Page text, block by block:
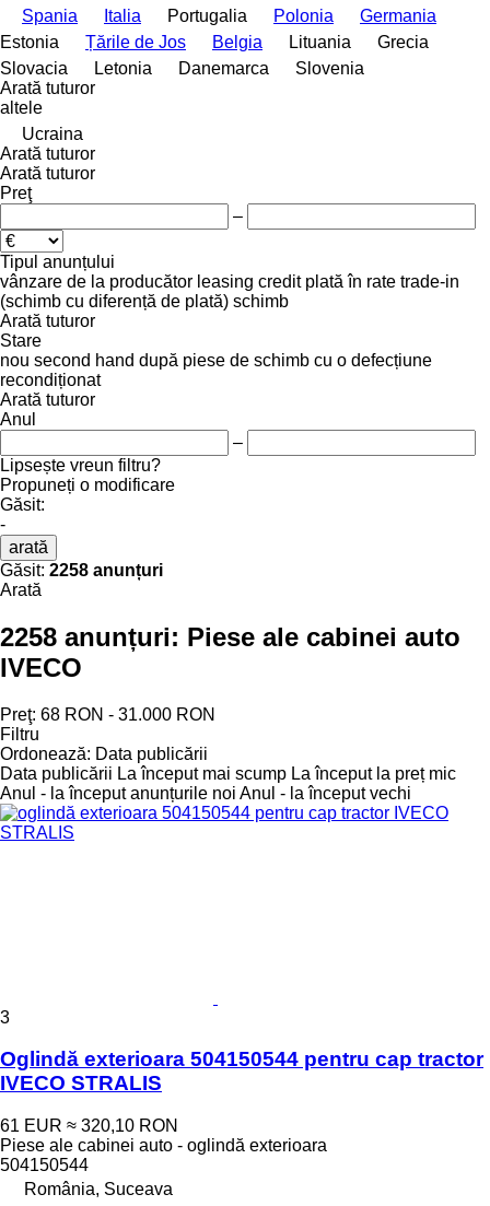
Spania
Italia Portugalia Polonia
Germania
Estonia
Țările de Jos Belgia Lituania
Grecia
Slovacia
Letonia Danemarca
Slovenia
Arată tuturor
altele
Ucraina
Arată tuturor
Arată tuturor
Preţ
–
Tipul anunțului
vânzare de la producător leasing credit plată în rate trade-in
(schimb cu diferență de plată) schimb
Arată tuturor
Stare
nou second hand după piese de schimb cu o defecțiune
recondiționat
Arată tuturor
Anul
–
Lipsește vreun filtru?
Propuneți o modificare
Găsit:
-
arată
Găsit: 2258 anunțuri
Arată
2258 anunțuri: Piese ale cabinei auto
IVECO
Preţ: 68 RON - 31.000 RON
Filtru
Ordonează: Data publicării
Data publicării La început mai scump La început la preț mic
Anul - la început anunțurile noi Anul - la început vechi
3
Oglindă exterioara 504150544 pentru cap tractor
IVECO STRALIS
61 EUR ≈ 320,10 RON
Piese ale cabinei auto - oglindă exterioara
504150544
România, Suceava